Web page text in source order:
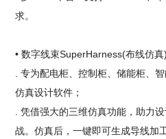
求。
• 数字线束SuperHarness(布线仿真)
. 专为配电柜、控制柜、储能柜、
仿真设计软件；
. 凭借强大的三维仿真功能，助力
战。仿真后，一键即可生成导线加